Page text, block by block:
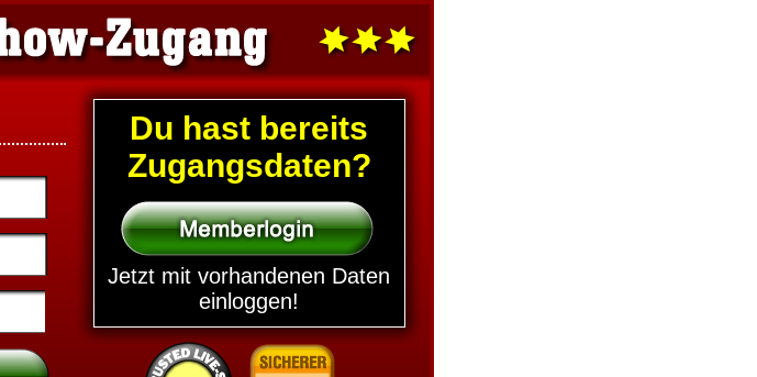
Du hast bereits
Zugangsdaten?
Jetzt mit vorhandenen Daten
einloggen!